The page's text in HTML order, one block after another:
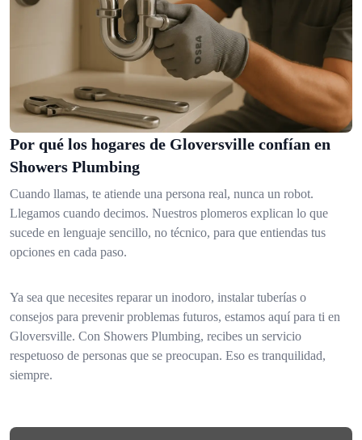
Por qué los hogares de Gloversville confían en
Showers Plumbing
Cuando llamas, te atiende una persona real, nunca un robot.
Llegamos cuando decimos. Nuestros plomeros explican lo que
sucede en lenguaje sencillo, no técnico, para que entiendas tus
opciones en cada paso.
Ya sea que necesites reparar un inodoro, instalar tuberías o
consejos para prevenir problemas futuros, estamos aquí para ti en
Gloversville. Con Showers Plumbing, recibes un servicio
respetuoso de personas que se preocupan. Eso es tranquilidad,
siempre.